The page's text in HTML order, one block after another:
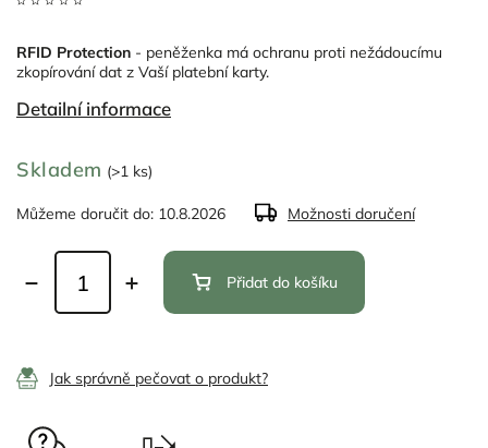
RFID Protection - peněženka má ochranu proti nežádoucímu
zkopírování dat z Vaší platební karty.
Detailní informace
Skladem (>1 ks)
Můžeme doručit do: 10.8.2026 Možnosti doručení
Přidat do košíku
Jak správně pečovat o produkt?